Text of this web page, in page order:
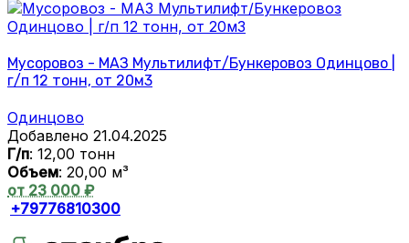
Мусоровоз - МАЗ Мультилифт/Бункеровоз Одинцово |
г/п 12 тонн, от 20м3
Одинцово
Добавлено 21.04.2025
Г/п: 12,00 тонн
Объем: 20,00 м³
от 23 000 ₽
+79776810300